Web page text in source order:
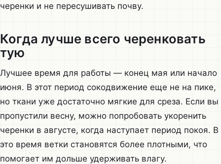
черенки и не пересушивать почву.
Когда лучше всего черенковать
тую
Лучшее время для работы — конец мая или начало
июня. В этот период сокодвижение еще не на пике,
но ткани уже достаточно мягкие для среза. Если вы
пропустили весну, можно попробовать укоренить
черенки в августе, когда наступает период покоя. В
это время ветки становятся более плотными, что
помогает им дольше удерживать влагу.